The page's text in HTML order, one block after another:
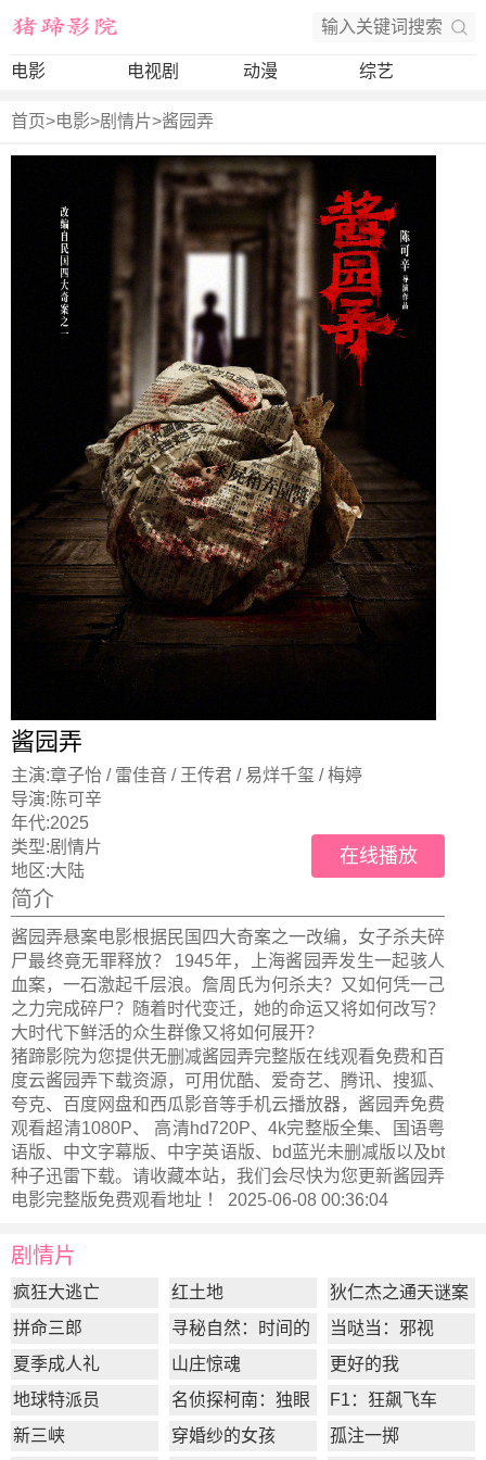
电影 电视剧 动漫 综艺
首页>电影>剧情片>酱园弄
酱园弄
主演:章子怡 / 雷佳音 / 王传君 / 易烊千玺 / 梅婷
导演: 陈可辛
年代:2025
类型:剧情片
地区:大陆
在线播放
简介
酱园弄悬案电影根据民国四大奇案之一改编，女子杀夫碎
尸最终竟无罪释放？ 1945年，上海酱园弄发生一起骇人
血案，一石激起千层浪。詹周氏为何杀夫？又如何凭一己
之力完成碎尸？随着时代变迁，她的命运又将如何改写？
大时代下鲜活的众生群像又将如何展开？
猪蹄影院为您提供无删减酱园弄完整版在线观看免费和百
度云酱园弄下载资源，可用优酷、爱奇艺、腾讯、搜狐、
夸克、百度网盘和西瓜影音等手机云播放器，酱园弄免费
观看超清1080P、 高清hd720P、4k完整版全集、国语粤
语版、中文字幕版、中字英语版、bd蓝光未删减版以及bt
种子迅雷下载。请收藏本站，我们会尽快为您更新酱园弄
电影完整版免费观看地址 ！ 2025-06-08 00:36:04
剧情片
疯狂大逃亡 红土地
狄仁杰之通天谜案
拼命三郎
寻秘自然：时间的
形状
当哒当：邪视
夏季成人礼
山庄惊魂
更好的我
地球特派员
名侦探柯南：独眼
的残像
F1：狂飙飞车
新三峡
穿婚纱的女孩 孤注一掷